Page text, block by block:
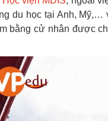
du học tại Anh,
bằng cử nhân được